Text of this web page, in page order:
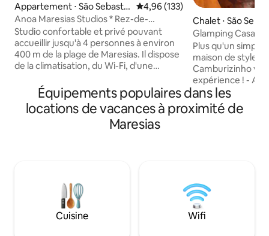
Appartement ⋅ São Sebastiã
o
Évaluation moyenne sur la
4,96 (133)
Anoa Maresias Studios * Rez-de-
chaussée * À 400 m de la plage
Studio confortable et privé pouvant
accueillir jusqu'à 4 personnes à environ
400 m de la plage de Maresias. Il dispose
de la climatisation, du Wi-Fi, d'une
Youtube et d'autres applications, d'un
balcon avec réseau, d'un parking, d'une
cuisine privée équipée avec micro-
ondes, d'un réfrigérateur, d'une
pour l'appartement. Nous parlons
l'anglais et l'espagnol.
Chalet ⋅ São
Glamping Casa
(Maison dans les
Plus qu'un
maison de style
Camburizinho
expérience ! - Aucun frais
supplémentaire ! - Linge de lit et de bain
inclus ! - Nous acceptons les animaux de
compagnie tant
souhaitent être
nature. Proche de
10 minutes à pied.
Équipements populaires dans les
locations de vacances à proximité de
Maresias
Cuisine Wifi